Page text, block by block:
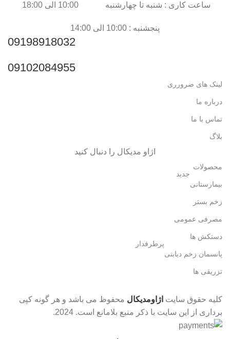
ساعت کاری : شنبه تا چهارشنبه 10:00 الی 18:00
پنجشنبه : 10:00 الی 14:00
09198918032
09102084955
لینک های ضرورری
درباره ما
تماس با ما
بلاگ
اژاو مدیکال را دنبال کنید
محصولات
بیمارستانی
جدید
زخم بستر
مصرفی عمومی
دستکش ها
پانسمان زخم دیابتی
پرطرفدار
تزریقی ها
کلیه حقوق سایت اژاومدیکال محفوظ می باشد و هر گونه کپی
برداری از این سایت با ذکر منبع بلامانع است. 2024.